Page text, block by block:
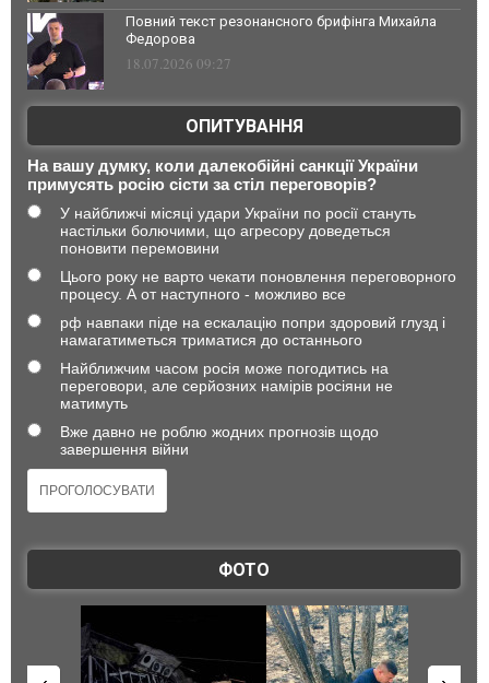
Повний текст резонансного брифінга Михайла
Федорова
18.07.2026 09:27
ОПИТУВАННЯ
На вашу думку, коли далекобійні санкції України
примусять росію сісти за стіл переговорів?
У найближчі місяці удари України по росії стануть
настільки болючими, що агресору доведеться
поновити перемовини
Цього року не варто чекати поновлення переговорного
процесу. А от наступного - можливо все
рф навпаки піде на ескалацію попри здоровий глузд і
намагатиметься триматися до останнього
Найближчим часом росія може погодитись на
переговори, але серйозних намірів росіяни не
матимуть
Вже давно не роблю жодних прогнозів щодо
завершення війни
ФОТО